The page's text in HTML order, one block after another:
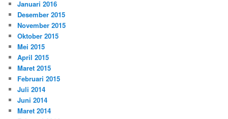
Januari 2016
Desember 2015
November 2015
Oktober 2015
Mei 2015
April 2015
Maret 2015
Februari 2015
Juli 2014
Juni 2014
Maret 2014